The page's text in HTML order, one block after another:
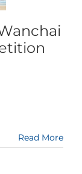
Read More